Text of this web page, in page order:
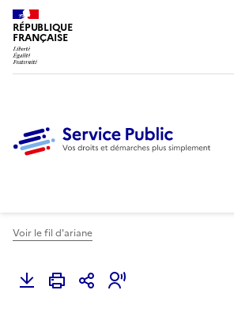
RÉPUBLIQUE
FRANÇAISE
Voir le fil d'ariane